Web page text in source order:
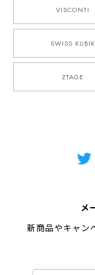
VISCONTI
SWISS KUBIK
ZTAGE
メ
新商品やキャン